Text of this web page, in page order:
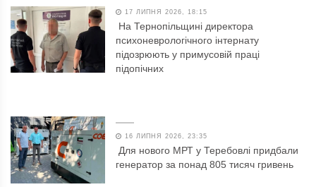
17 ЛИПНЯ 2026, 18:15
На Тернопільщині директора
психоневрологічного інтернату
підозрюють у примусовій праці
підопічних
16 ЛИПНЯ 2026, 23:35
Для нового МРТ у Теребовлі придбали
генератор за понад 805 тисяч гривень